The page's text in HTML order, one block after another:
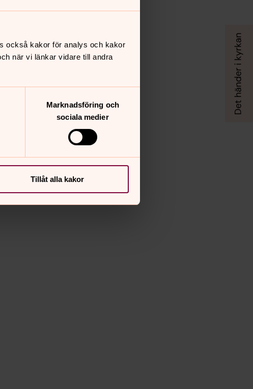
också kakor för analys och kakor
när vi länkar vidare till andra
Marknadsföring och
sociala medier
Tillåt alla kakor